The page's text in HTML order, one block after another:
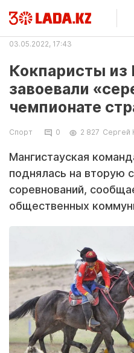
03.05.2022, 17:43
Кокпаристы из
завоевали
чемпионате
Спорт 0 2 827 Сергей
Мангистауская
поднялась на вторую
соревнований,
общественных